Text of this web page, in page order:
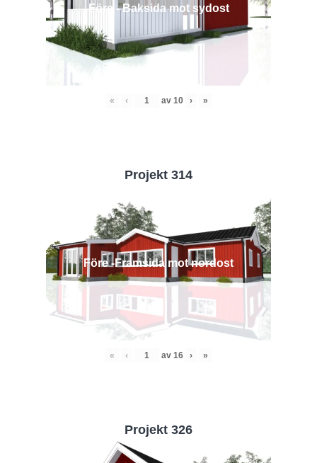
Före - Baksida mot sydost
« ‹ av 10 › »
Projekt 314
Före -Framsida mot nordost
« ‹ av 16 › »
Projekt 326